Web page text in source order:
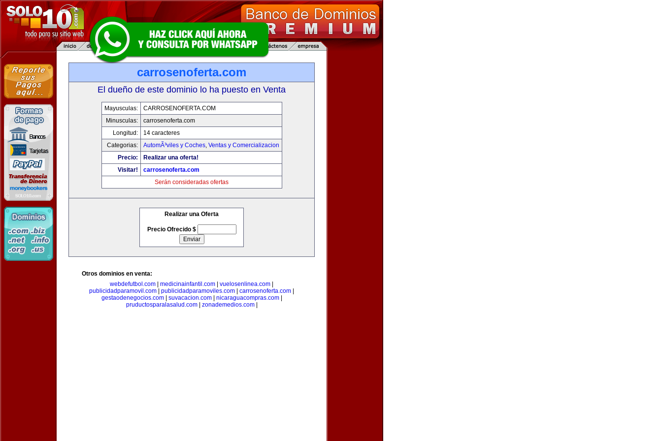
carrosenoferta.com
El dueño de este dominio lo ha puesto en Venta
Mayusculas:
CARROSENOFERTA.COM
Minusculas:
carrosenoferta.com
Longitud:
14 caracteres
Categorias:
AutomÃ³viles y Coches, Ventas y Comercializacion
Precio:
Realizar una oferta!
Visitar!
carrosenoferta.com
Serán consideradas ofertas
Realizar una Oferta
Precio Ofrecido $
Otros dominios en venta:
webdefutbol.com
medicinainfantil.com vuelosenlinea.com
publicidadparamovil.com
publicidadparamoviles.com carrosenoferta.com
gestaodenegocios.com| suvacacion.com| nicaraguacompras.com|
pruductosparalasalud.com| zonademedios.com|